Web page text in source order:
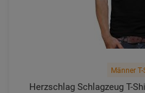
Männer
Herzschlag Schlagzeug T-